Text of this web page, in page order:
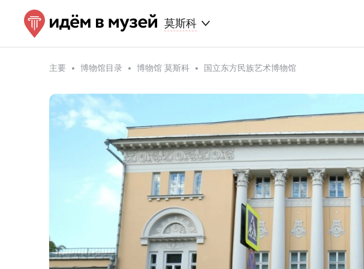
莫斯科
主要 博物馆目录 博物馆 莫斯科 国立东方民族艺术博物馆